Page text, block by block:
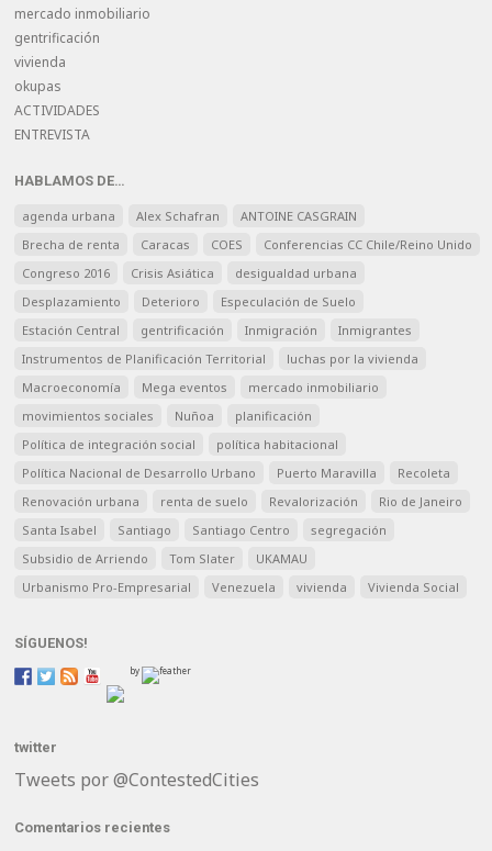
mercado inmobiliario
gentrificación
vivienda
okupas
ACTIVIDADES
ENTREVISTA
HABLAMOS DE…
agenda urbana Alex Schafran
ANTOINE CASGRAIN
Brecha de renta
Caracas COES
Conferencias CC Chile/Reino Unido
Congreso 2016
Crisis Asiática
desigualdad urbana
Desplazamiento
Deterioro
Especulación de Suelo
Estación Central
gentrificación Inmigración
Inmigrantes
Instrumentos de Planificación Territorial
luchas por la vivienda
Macroeconomía
Mega eventos
mercado inmobiliario
movimientos sociales
Nuñoa
planificación
Política de integración social
política habitacional
Política Nacional de Desarrollo Urbano
Puerto Maravilla
Recoleta
Renovación urbana
renta de suelo Revalorización
Rio de Janeiro
Santa Isabel
Santiago Santiago Centro
segregación
Subsidio de Arriendo
Tom Slater
UKAMAU
Urbanismo Pro-Empresarial
Venezuela vivienda Vivienda Social
SÍGUENOS!
by
twitter
Tweets por @ContestedCities
Comentarios recientes